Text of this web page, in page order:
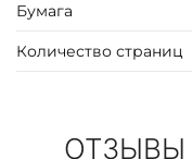
Бумага
Количество страниц
ОТЗЫВЫ